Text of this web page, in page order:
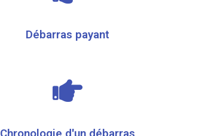
Débarras payant